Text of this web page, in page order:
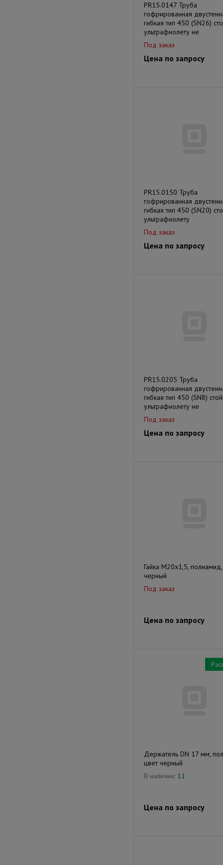
PR15.0147 Труба
гофрированная
гибкая тип 450 (SN26)
ультрафиолету не
Под заказ
Цена по запросу
PR15.0150 Труба
гофрированная
гибкая тип 450 (SN20)
ультрафиолету
Под заказ
Цена по запросу
PR15.0205 Труба
гофрированная
гибкая тип 450 (SN8)
ультрафиолету не
Под заказ
Цена по запросу
Гайка М20х1,5,
черный
Под заказ
Цена по запросу
Держатель DN 17 мм,
цвет черный
В наличии: 11
Цена по запросу